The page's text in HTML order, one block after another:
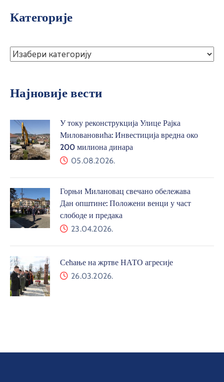
Категорије
Најновије вести
У току реконструкција Улице Рајка
Миловановића: Инвестиција вредна око
200 милиона динара
05.08.2026.
Горњи Милановац свечано обележава
Дан општине: Положени венци у част
слободе и предака
23.04.2026.
Сећање на жртве НАТО агресије
26.03.2026.